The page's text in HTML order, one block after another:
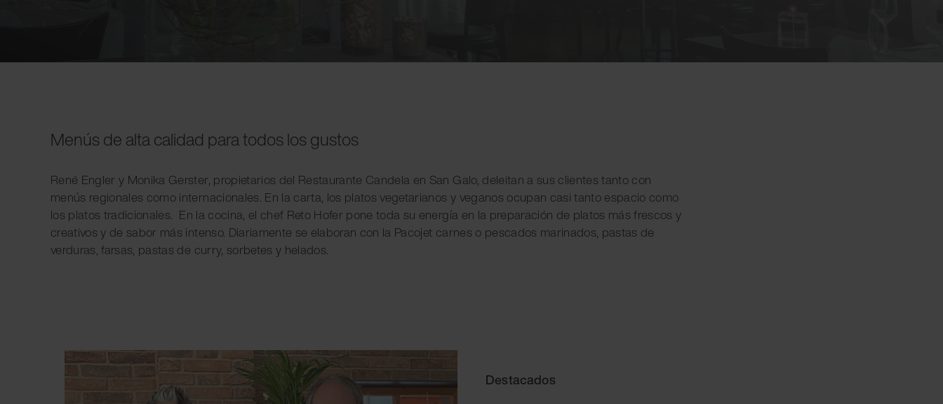
Menús de alta calidad para todos los gustos
René Engler y Monika Gerster, propietarios del Restaurante Candela en San Galo, deleitan a sus clientes tanto con
menús regionales como internacionales. En la carta, los platos vegetarianos y veganos ocupan casi tanto espacio como
los platos tradicionales. En la cocina, el chef Reto Hofer pone toda su energía en la preparación de platos más frescos y
creativos y de sabor más intenso. Diariamente se elaboran con la Pacojet carnes o pescados marinados, pastas de
verduras, farsas, pastas de curry, sorbetes y helados.
Destacados